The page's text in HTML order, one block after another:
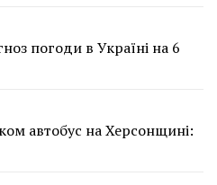
погоди в Україні на 6
автобус на Херсонщині: